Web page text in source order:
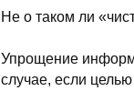
Не о таком ли
Упрощение
случае, если целью